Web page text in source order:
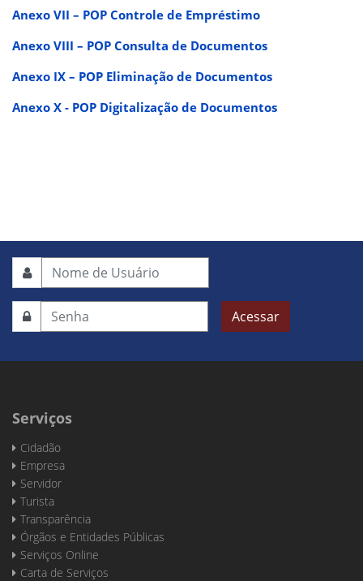
Anexo VII – POP Controle de Empréstimo
Anexo VIII – POP Consulta de Documentos
Anexo IX – POP Eliminação de Documentos
Anexo X - POP Digitalização de Documentos
Acessar
Serviços
Cidadão
Empresa
Servidor
Turista
Transparência
Órgãos e Entidades Públicas
Serviços Online
Carta de Serviços